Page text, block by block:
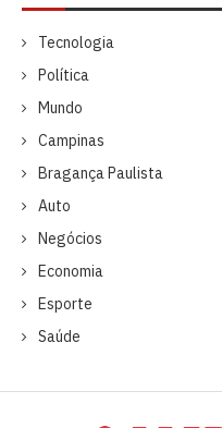
Tecnologia
Política
Mundo
Campinas
Bragança Paulista
Auto
Negócios
Economia
Esporte
Saúde